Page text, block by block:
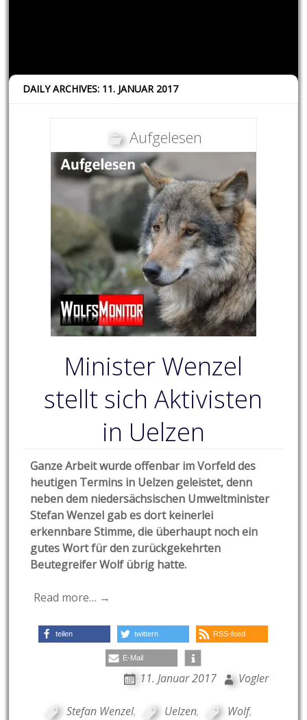
DAILY ARCHIVES: 11. JANUAR 2017
Aufgelesen
Minister Wenzel
stellt sich Aktivisten
in Uelzen
Ganze Arbeit wurde offenbar im Vorfeld des
heutigen Termins in Uelzen geleistet, denn
neben dem niedersächsischen Umweltminister
Stefan Wenzel gab es dort keinerlei
erkennbare Stimme, die überhaupt noch ein
gutes Wort für den zurückgekehrten
Beutegreifer Wolf übrig hatte.
Read more… →
teilen twittern RSS-feed
E-Mail
11. Januar 2017 Vogler
Stefan Wenzel, Uelzen, Wolf,